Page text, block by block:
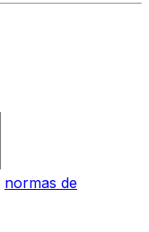
normas de